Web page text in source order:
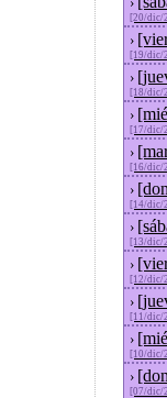
[20/dic/
›
[19/dic/
›
[18/dic/
›
[17/dic/
›
[16/dic/
›
[14/dic/
›
[13/dic/
›
[12/dic/
›
[11/dic/
›
[10/dic/
›
[07/dic/